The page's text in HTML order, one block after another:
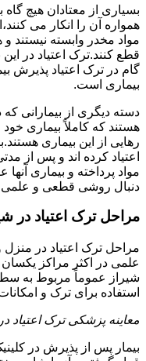
بسیاری از معتادان هیچ گاه
همواره آن را انکار می
مواد مخدر وابسته نیستند و
قطع کنند.ترک اعتیاد در
گام در ترک اعتیاد پذیرش
بیماری است.
دسته دیگری از بیمارانی که
هستند که کاملاً بیماری خود
رهایی از این بیماری
اعتیاد کرده اند و پس از
مواد پرداخته و بیماری آنها
دنبال روشی قطعی و علمی
مراحل ترک اعتیاد در
مراحل ترک اعتیاد در
علمی در اکثر مراکز
شیراز عموماً مربوط به
استفاده برای ترک و
معاینه پزشکی ترک اعتیاد
بیمار پس از پذیرش در